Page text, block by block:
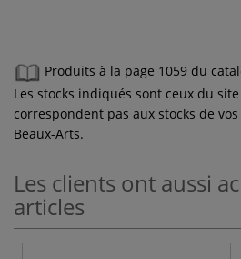
Produits à la page 1059 du
Les stocks indiqués sont ceux du
correspondent pas aux stocks de
Beaux-Arts.
Les clients ont aussi
articles